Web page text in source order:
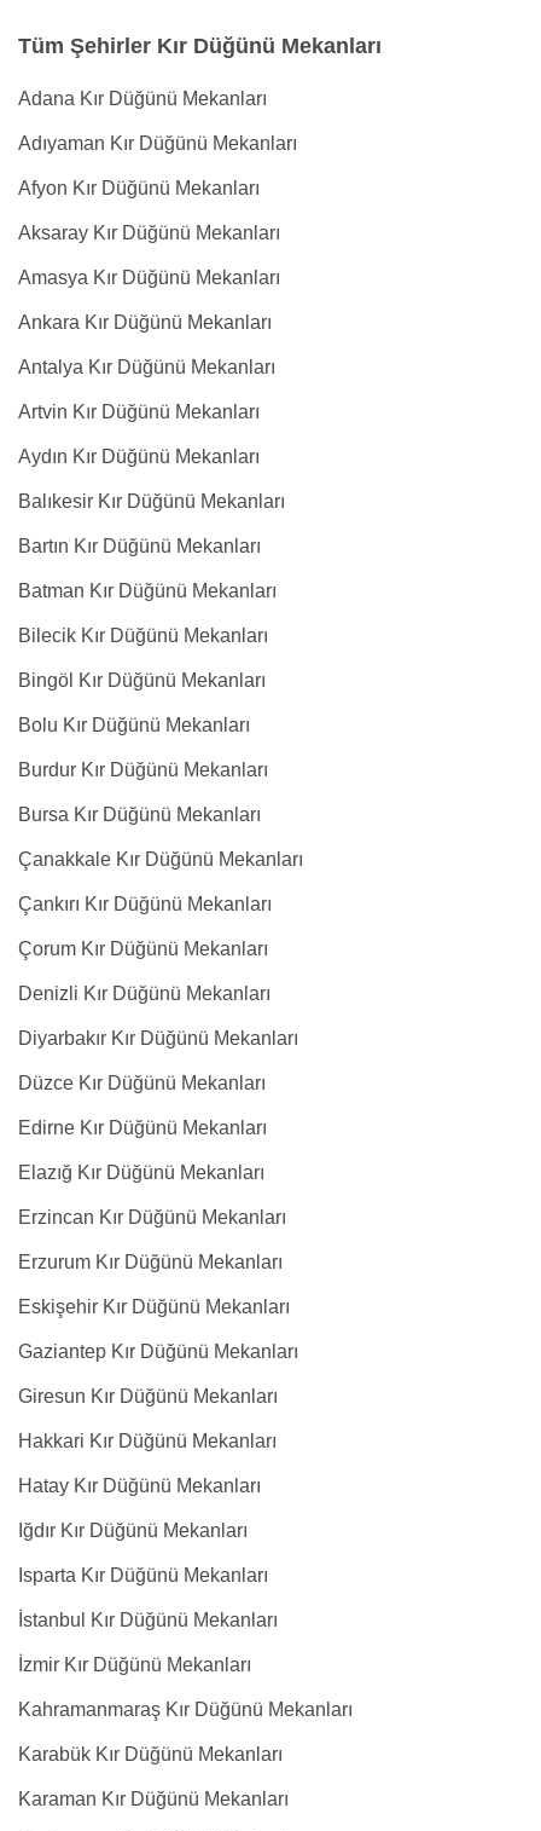
Tüm Şehirler Kır Düğünü Mekanları
Adana Kır Düğünü Mekanları
Adıyaman Kır Düğünü Mekanları
Afyon Kır Düğünü Mekanları
Aksaray Kır Düğünü Mekanları
Amasya Kır Düğünü Mekanları
Ankara Kır Düğünü Mekanları
Antalya Kır Düğünü Mekanları
Artvin Kır Düğünü Mekanları
Aydın Kır Düğünü Mekanları
Balıkesir Kır Düğünü Mekanları
Bartın Kır Düğünü Mekanları
Batman Kır Düğünü Mekanları
Bilecik Kır Düğünü Mekanları
Bingöl Kır Düğünü Mekanları
Bolu Kır Düğünü Mekanları
Burdur Kır Düğünü Mekanları
Bursa Kır Düğünü Mekanları
Çanakkale Kır Düğünü Mekanları
Çankırı Kır Düğünü Mekanları
Çorum Kır Düğünü Mekanları
Denizli Kır Düğünü Mekanları
Diyarbakır Kır Düğünü Mekanları
Düzce Kır Düğünü Mekanları
Edirne Kır Düğünü Mekanları
Elazığ Kır Düğünü Mekanları
Erzincan Kır Düğünü Mekanları
Erzurum Kır Düğünü Mekanları
Eskişehir Kır Düğünü Mekanları
Gaziantep Kır Düğünü Mekanları
Giresun Kır Düğünü Mekanları
Hakkari Kır Düğünü Mekanları
Hatay Kır Düğünü Mekanları
Iğdır Kır Düğünü Mekanları
Isparta Kır Düğünü Mekanları
İstanbul Kır Düğünü Mekanları
İzmir Kır Düğünü Mekanları
Kahramanmaraş Kır Düğünü Mekanları
Karabük Kır Düğünü Mekanları
Karaman Kır Düğünü Mekanları